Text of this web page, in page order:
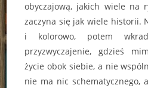
obyczajową, jakich wiele na
zaczyna się jak wiele historii.
i kolorowo, potem
przyzwyczajenie, gdzieś
życie obok siebie, a nie
nie ma nic schematycznego,